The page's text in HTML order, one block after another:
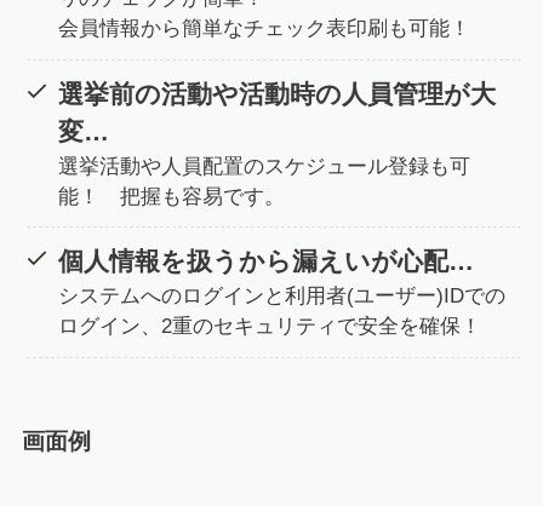
会員情報から簡単なチェック表印刷も可能！
選挙前の活動や活動時の人員管理が大
変…
選挙活動や人員配置のスケジュール登録も可
能！ 把握も容易です。
個人情報を扱うから漏えいが心配…
システムへのログインと利用者(ユーザー)IDでの
ログイン、2重のセキュリティで安全を確保！
画面例